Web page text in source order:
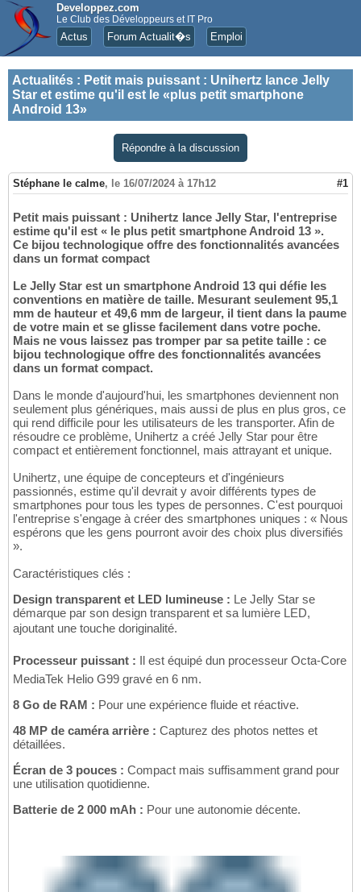
Developpez.com
Le Club des Développeurs et IT Pro
Actus Forum Actualit�s Emploi
Actualités : Petit mais puissant : Unihertz lance Jelly
Star et estime qu'il est le «plus petit smartphone
Android 13»
Répondre à la discussion
Stéphane le calme, le 16/07/2024 à 17h12 #1
Petit mais puissant : Unihertz lance Jelly Star, l'entreprise
estime qu'il est « le plus petit smartphone Android 13 ».
Ce bijou technologique offre des fonctionnalités avancées
dans un format compact
Le Jelly Star est un smartphone Android 13 qui défie les
conventions en matière de taille. Mesurant seulement 95,1
mm de hauteur et 49,6 mm de largeur, il tient dans la paume
de votre main et se glisse facilement dans votre poche.
Mais ne vous laissez pas tromper par sa petite taille : ce
bijou technologique offre des fonctionnalités avancées
dans un format compact.
Dans le monde d'aujourd'hui, les smartphones deviennent non
seulement plus génériques, mais aussi de plus en plus gros, ce
qui rend difficile pour les utilisateurs de les transporter. Afin de
résoudre ce problème, Unihertz a créé Jelly Star pour être
compact et entièrement fonctionnel, mais attrayant et unique.
Unihertz, une équipe de concepteurs et d'ingénieurs
passionnés, estime qu'il devrait y avoir différents types de
smartphones pour tous les types de personnes. C'est pourquoi
l'entreprise s'engage à créer des smartphones uniques : « Nous
espérons que les gens pourront avoir des choix plus diversifiés
».
Caractéristiques clés :
Design transparent et LED lumineuse : Le Jelly Star se
démarque par son design transparent et sa lumière LED,
ajoutant une touche doriginalité.
Processeur puissant : Il est équipé dun processeur Octa-Core
MediaTek Helio G99 gravé en 6 nm.
8 Go de RAM : Pour une expérience fluide et réactive.
48 MP de caméra arrière : Capturez des photos nettes et
détaillées.
Écran de 3 pouces : Compact mais suffisamment grand pour
une utilisation quotidienne.
Batterie de 2 000 mAh : Pour une autonomie décente.